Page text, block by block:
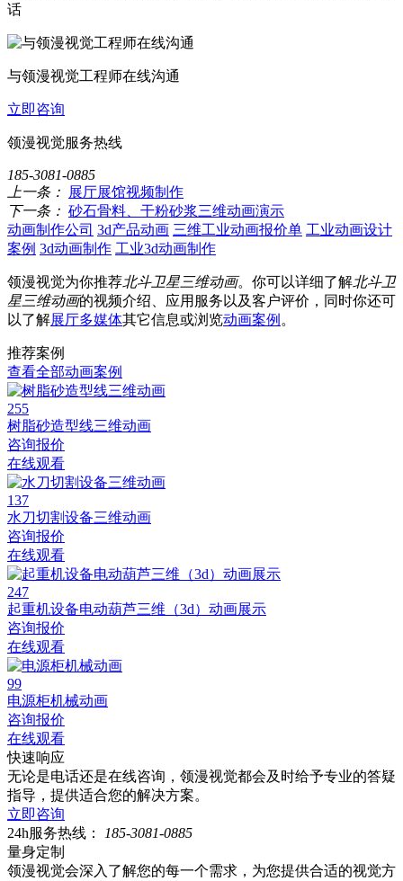
话
与领漫视觉工程师在线沟通
立即咨询
领漫视觉服务热线
185-3081-0885
上一条：
展厅展馆视频制作
下一条： 砂石骨料、干粉砂浆三维动画演示
动画制作公司 3d产品动画 三维工业动画报价单 工业动画设计
案例 3d动画制作 工业3d动画制作
领漫视觉为你推荐北斗卫星三维动画。你可以详细了解北斗卫
星三维动画的视频介绍、应用服务以及客户评价，同时你还可
以了解展厅多媒体其它信息或浏览动画案例 。
推荐案例
查看全部动画案例
255
树脂砂造型线三维动画
咨询报价
在线观看
137
水刀切割设备三维动画
咨询报价
在线观看
247
起重机设备电动葫芦三维（3d）动画展示
咨询报价
在线观看
99
电源柜机械动画
咨询报价
在线观看
快速响应
无论是电话还是在线咨询，领漫视觉都会及时给予专业的答疑
指导，提供适合您的解决方案。
立即咨询
24h服务热线：
185-3081-0885
量身定制
领漫视觉会深入了解您的每一个需求，为您提供合适的视觉方